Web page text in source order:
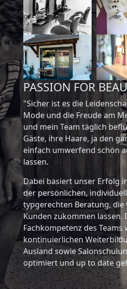
PASSION FOR
"Sicher ist es die
Mode und die Freude am
und mein Team täglich
Gäste, ihre Haare, ja den
einfach umwerfend schön
lassen.
Dabei basiert unser Erfolg
der persönlichen,
typgerechten Beratung, die
Kunden zukommen lassen.
Fachkompetenz des Teams
kontinuierlichen
Ausland sowie
optimiert und up to date